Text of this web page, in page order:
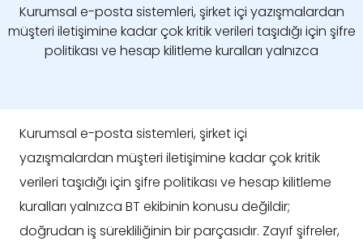
Kurumsal e-posta sistemleri, şirket içi yazışmalardan
müşteri iletişimine kadar çok kritik verileri taşıdığı için şifre
politikası ve hesap kilitleme kuralları yalnızca
Kurumsal e-posta sistemleri, şirket içi
yazışmalardan müşteri iletişimine kadar çok kritik
verileri taşıdığı için şifre politikası ve hesap kilitleme
kuralları yalnızca BT ekibinin konusu değildir;
doğrudan iş sürekliliğinin bir parçasıdır. Zayıf şifreler,